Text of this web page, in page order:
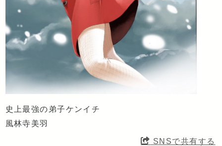
史上最強の弟子ケンイチ
風林寺美羽
SNSで共有する